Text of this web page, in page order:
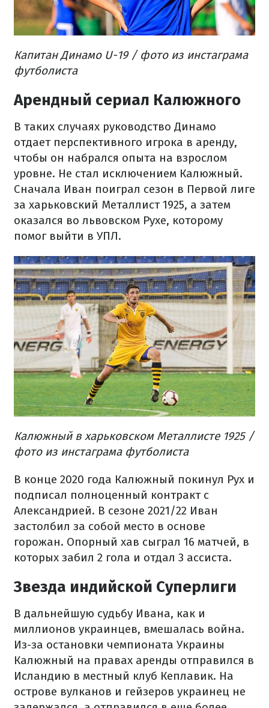
Капитан Динамо U-19 / фото из инстаграма
футболиста
Арендный сериал Калюжного
В таких случаях руководство Динамо
отдает перспективного игрока в аренду,
чтобы он набрался опыта на взрослом
уровне. Не стал исключением Калюжный.
Сначала Иван поиграл сезон в Первой лиге
за харьковский Металлист 1925, а затем
оказался во львовском Рухе, которому
помог выйти в УПЛ.
Калюжный в харьковском Металлисте 1925 /
фото из инстаграма футболиста
В конце 2020 года Калюжный покинул Рух и
подписал полноценный контракт с
Александрией. В сезоне 2021/22 Иван
застолбил за собой место в основе
горожан. Опорный хав сыграл 16 матчей, в
которых забил 2 гола и отдал 3 ассиста.
Звезда индийской Суперлиги
В дальнейшую судьбу Ивана, как и
миллионов украинцев, вмешалась война.
Из-за остановки чемпионата Украины
Калюжный на правах аренды отправился в
Исландию в местный клуб Кеплавик. На
острове вулканов и гейзеров украинец не